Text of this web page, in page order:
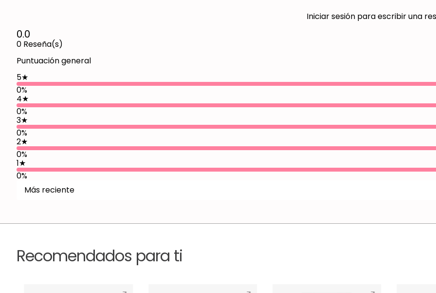
Iniciar sesión para escribir una
0.0
0Reseña(s)
Puntuación general
5★
0%
4★
0%
3★
0%
2★
0%
1★
0%
Más reciente
Recomendados para ti